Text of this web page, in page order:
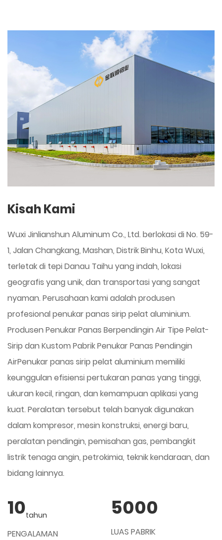
Kisah Kami
Wuxi Jinlianshun Aluminum Co., Ltd. berlokasi di No. 59-
1, Jalan Changkang, Mashan, Distrik Binhu, Kota Wuxi,
terletak di tepi Danau Taihu yang indah, lokasi
geografis yang unik, dan transportasi yang sangat
nyaman. Perusahaan kami adalah produsen
profesional penukar panas sirip pelat aluminium.
Produsen Penukar Panas Berpendingin Air Tipe Pelat-
Sirip dan Kustom Pabrik Penukar Panas Pendingin
AirPenukar panas sirip pelat aluminium memiliki
keunggulan efisiensi pertukaran panas yang tinggi,
ukuran kecil, ringan, dan kemampuan aplikasi yang
kuat. Peralatan tersebut telah banyak digunakan
dalam kompresor, mesin konstruksi, energi baru,
peralatan pendingin, pemisahan gas, pembangkit
listrik tenaga angin, petrokimia, teknik kendaraan, dan
bidang lainnya.
10tahun
PENGALAMAN
5000
LUAS PABRIK